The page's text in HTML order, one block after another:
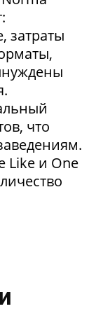
затраты
что
Like и One